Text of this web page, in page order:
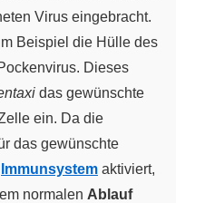
Virus eingebracht.
Beispiel die Hülle des
Dieses
das gewünschte
ein. Da die
das gewünschte
Immunsystem aktiviert,
normalen Ablauf